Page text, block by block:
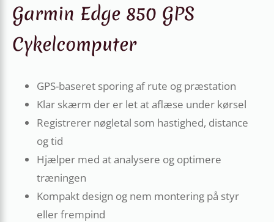
Garmin Edge 850 GPS
Cykelcomputer
GPS-baseret sporing af rute og præstation
Klar skærm der er let at aflæse under kørsel
Registrerer nøgletal som hastighed, distance
og tid
Hjælper med at analysere og optimere
træningen
Kompakt design og nem montering på styr
eller frempind